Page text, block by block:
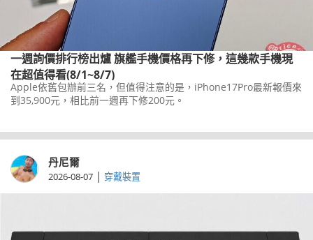
一週詢價排行榜出爐 旗艦手機價格再下修，這幾款手機現
在超值得看(8/1~8/7)
Apple依舊包辦前三名，但值得注意的是，iPhone17Pro最新報價來
到35,900元，相比前一週再下修200元。
丹尼爾
2026-08-07 | 穿戴裝置